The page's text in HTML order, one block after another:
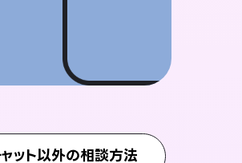
ット以外の相談方法